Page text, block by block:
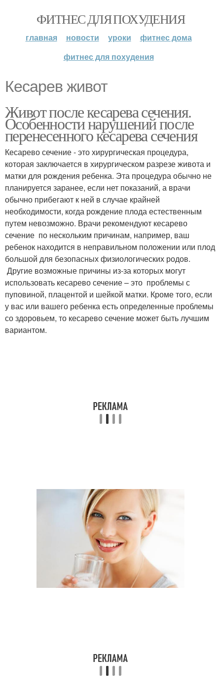
ФИТНЕС ДЛЯ ПОХУДЕНИЯ
главная новости уроки
фитнес дома
фитнес для похудения
Кесарев живот
Живот после кесарева сечения.
Особенности нарушений после
перенесенного кесарева сечения
Кесарево сечение - это хирургическая процедура,
которая заключается в хирургическом разрезе живота и
матки для рождения ребенка. Эта процедура обычно не
планируется заранее, если нет показаний, а врачи
обычно прибегают к ней в случае крайней
необходимости, когда рождение плода естественным
путем невозможно. Врачи рекомендуют кесарево
сечение по нескольким причинам, например, ваш
ребенок находится в неправильном положении или плод
большой для безопасных физиологических родов.
Другие возможные причины из-за которых могут
использовать кесарево сечение – это проблемы с
пуповиной, плацентой и шейкой матки. Кроме того, если
у вас или вашего ребенка есть определенные проблемы
со здоровьем, то кесарево сечение может быть лучшим
вариантом.